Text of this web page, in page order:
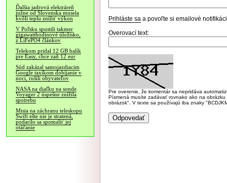
Ďalšia jadrová elektráreň
južne od Slovenska musela
kvôli teplu znížiť výkon
V Poľsku spustili takmer
gigawatthodinové úložisko,
z LiFePO4 článkov
Telekom pridal 12 GB balík
pre Easy, chce zaň 12 eur
Súd zakázal samojazdiacim
Google taxíkom dobíjanie v
noci, rušili obyvateľov
NASA na diaľku na sonde
Voyager 2 úspešne znížila
spotrebu
Misia na záchranu teleskopu
Swift ešte nie je stratená,
podarilo sa spomaliť jej
otáčanie
Prihláste sa a povoľte si emailové
Overovací text:
Pre overenie, že komentár sa nepridáva
Písmená musíte zadávať rovnako ako na
obrázok". V texte sa používajú iba znaky